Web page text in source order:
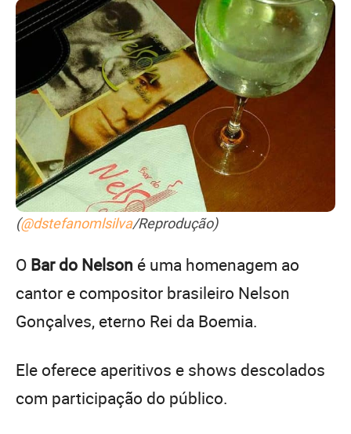
(@dstefanomlsilva/Reprodução)
O Bar do Nelson é uma homenagem ao
cantor e compositor brasileiro Nelson
Gonçalves, eterno Rei da Boemia.
Ele oferece aperitivos e shows descolados
com participação do público.